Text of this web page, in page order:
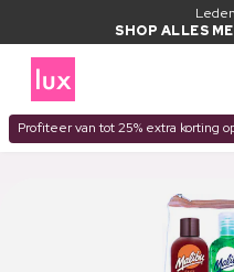
SHOP ALLES
Profiteer van tot 25% extra korting